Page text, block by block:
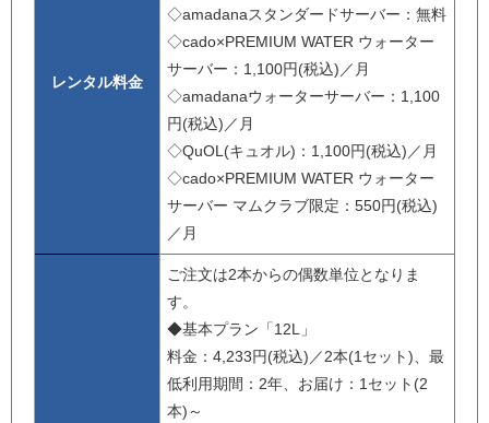
レンタル料金
◇amadanaスタンダードサーバー：無料
◇cado×PREMIUM WATER ウォーター
サーバー：1,100円(税込)／月
◇amadanaウォーターサーバー：1,100
円(税込)／月
◇QuOL(キュオル)：1,100円(税込)／月
◇cado×PREMIUM WATER ウォーター
サーバー マムクラブ限定：550円(税込)
／月
ご注文は2本からの偶数単位となりま
す。
◆基本プラン「12L」
料金：4,233円(税込)／2本(1セット)、最
低利用期間：2年、お届け：1セット(2
本)～